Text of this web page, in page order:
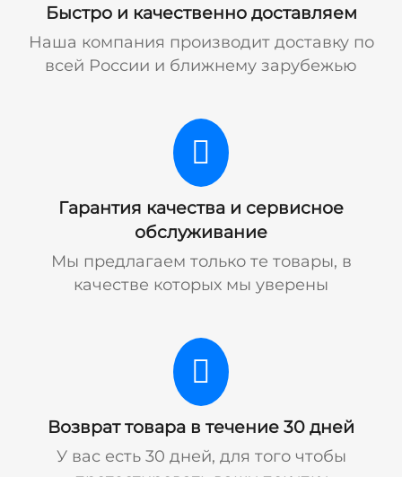
Быстро и качественно доставляем
Наша компания производит доставку по
всей России и ближнему зарубежью
Гарантия качества и сервисное
обслуживание
Мы предлагаем только те товары, в
качестве которых мы уверены
Возврат товара в течение 30 дней
У вас есть 30 дней, для того чтобы